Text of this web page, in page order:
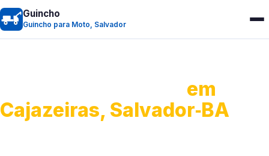
Guincho
Guincho para Moto, Salvador
em
Cajazeiras, Salvador‑BA